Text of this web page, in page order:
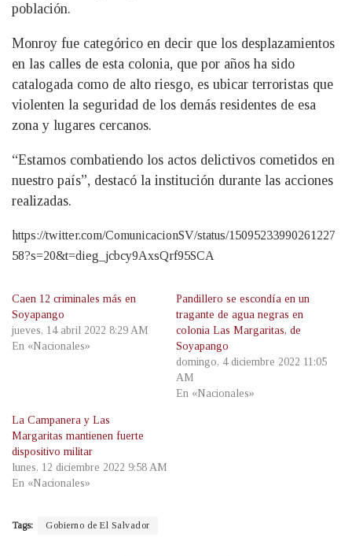
población.
Monroy fue categórico en decir que los desplazamientos
en las calles de esta colonia, que por años ha sido
catalogada como de alto riesgo, es ubicar terroristas que
violenten la seguridad de los demás residentes de esa
zona y lugares cercanos.
“Estamos combatiendo los actos delictivos cometidos en
nuestro país”, destacó la institución durante las acciones
realizadas.
https://twitter.com/ComunicacionSV/status/15095233990261227
58?s=20&t=dieg_jcbcy9AxsQrf95SCA
Caen 12 criminales más en
Soyapango
jueves, 14 abril 2022 8:29 AM
En «Nacionales»
Pandillero se escondía en un
tragante de agua negras en
colonia Las Margaritas, de
Soyapango
domingo, 4 diciembre 2022 11:05
AM
En «Nacionales»
La Campanera y Las
Margaritas mantienen fuerte
dispositivo militar
lunes, 12 diciembre 2022 9:58 AM
En «Nacionales»
Tags: Gobierno de El Salvador